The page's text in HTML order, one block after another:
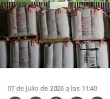
07 de Julio de 2026 a las 11:40